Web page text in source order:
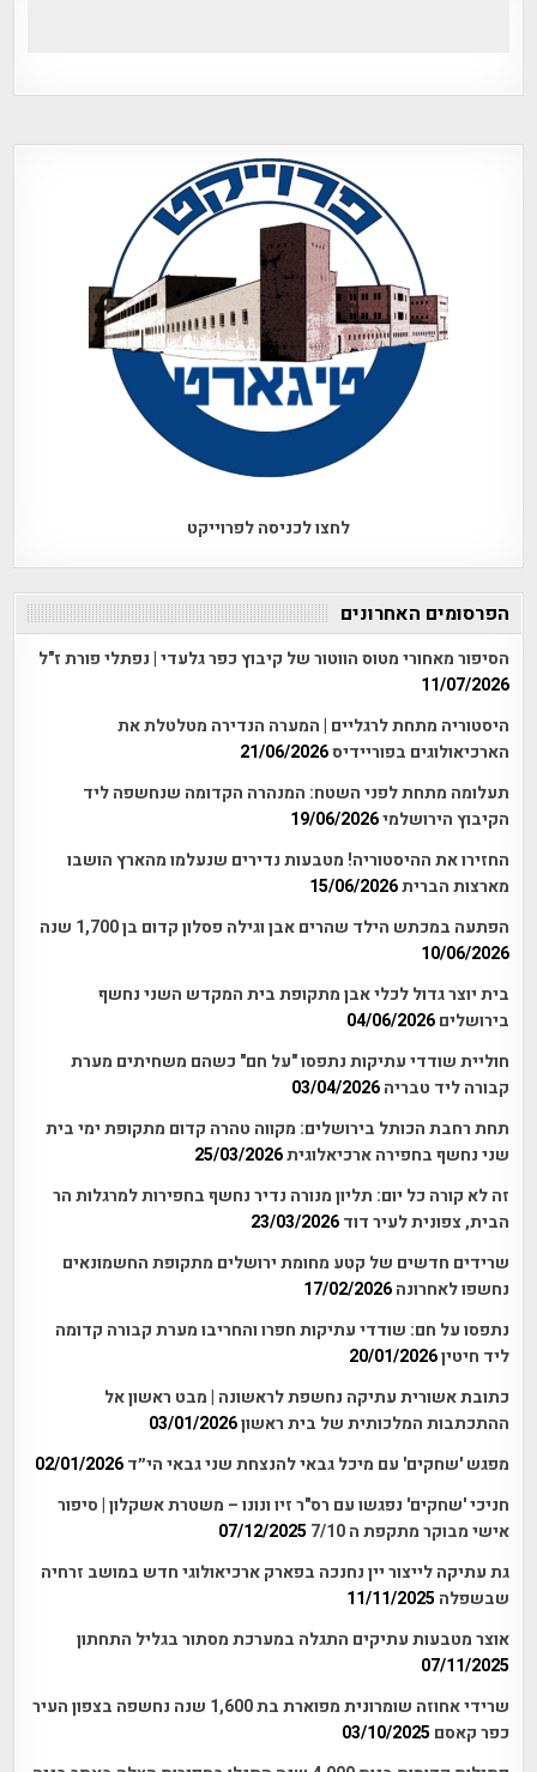
לחצו לכניסה לפרוייקט
הפרסומים האחרונים
הסיפור מאחורי מטוס הווטור של קיבוץ כפר גלעדי | נפתלי פורת ז"ל
11/07/2026
היסטוריה מתחת לרגליים | המערה הנדירה מטלטלת את
הארכיאולוגים בפוריידיס21/06/2026
תעלומה מתחת לפני השטח: המנהרה הקדומה שנחשפה ליד
הקיבוץ הירושלמי19/06/2026
החזירו את ההיסטוריה! מטבעות נדירים שנעלמו מהארץ הושבו
מארצות הברית15/06/2026
הפתעה במכתש הילד שהרים אבן וגילה פסלון קדום בן 1,700 שנה
10/06/2026
בית יוצר גדול לכלי אבן מתקופת בית המקדש השני נחשף
בירושלים 04/06/2026
חוליית שודדי עתיקות נתפסו "על חם" כשהם משחיתים מערת
קבורה ליד טבריה 03/04/2026
תחת רחבת הכותל בירושלים: מקווה טהרה קדום מתקופת ימי בית
שני נחשף בחפירה ארכיאלוגית25/03/2026
זה לא קורה כל יום: תליון מנורה נדיר נחשף בחפירות למרגלות הר
הבית, צפונית לעיר דוד 23/03/2026
שרידים חדשים של קטע מחומת ירושלים מתקופת החשמונאים
נחשפו לאחרונה 17/02/2026
נתפסו על חם: שודדי עתיקות חפרו והחריבו מערת קבורה קדומה
ליד חיטין20/01/2026
כתובת אשורית עתיקה נחשפת לראשונה | מבט ראשון אל
ההתכתבות המלכותית של בית ראשון03/01/2026
מפגש 'שחקים' עם מיכל גבאי להנצחת שני גבאי הי״ד 02/01/2026
חניכי 'שחקים' נפגשו עם רס"ר זיו ונונו – משטרת אשקלון | סיפור
אישי מבוקר מתקפת ה 7/10
07/12/2025
גת עתיקה לייצור יין נחנכה בפארק ארכיאולוגי חדש במושב זרחיה
שבשפלה 11/11/2025
אוצר מטבעות עתיקים התגלה במערכת מסתור בגליל התחתון
07/11/2025
שרידי אחוזה שומרונית מפוארת בת 1,600 שנה נחשפה בצפון העיר
כפר קאסם 03/10/2025